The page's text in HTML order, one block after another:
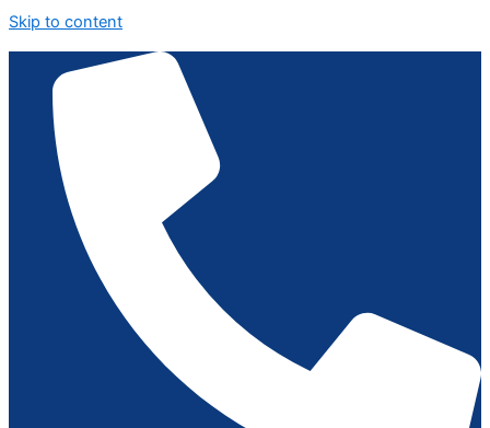
Skip to content